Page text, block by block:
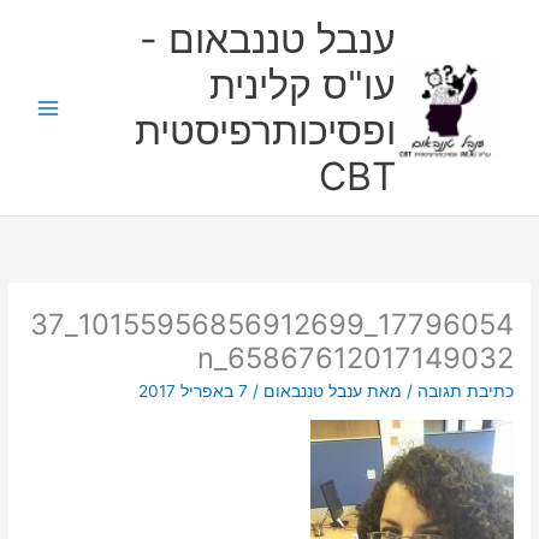
ענבל טננבאום -
עו"ס קלינית
ופסיכותרפיסטית
CBT
17796054_10155956856912699_37
65867612017149032_n
כתיבת תגובה / מאתענבל טננבאום/ 7 באפריל 2017